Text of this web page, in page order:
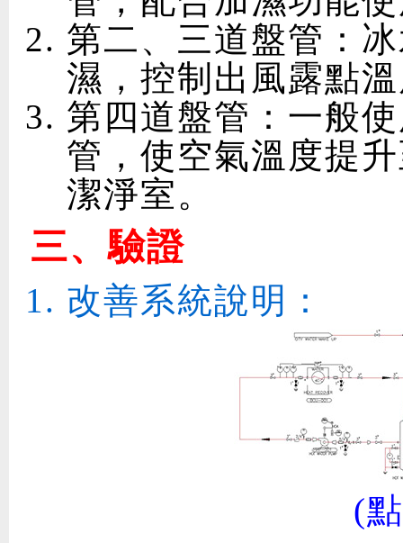
第二、三道盤管：
濕，控制出風露點
第四道盤管：一般
管，使空氣溫度提
潔淨室。
三、驗證
改善系統說明：
(